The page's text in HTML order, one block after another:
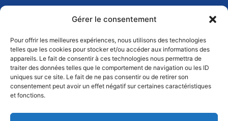
Gérer le consentement
Pour offrir les meilleures expériences, nous utilisons des technologies
telles que les cookies pour stocker et/ou accéder aux informations des
appareils. Le fait de consentir à ces technologies nous permettra de
traiter des données telles que le comportement de navigation ou les ID
uniques sur ce site. Le fait de ne pas consentir ou de retirer son
consentement peut avoir un effet négatif sur certaines caractéristiques
et fonctions.
Actualités
Analyse Environnementale en Tunisie
Comment choisir son masque de protection
respiratoire ?
Comment choisir son masque de protection
respiratoire ?